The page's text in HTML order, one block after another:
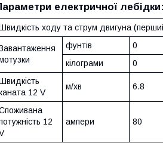
електричної лебідки:
ходу та струм двигуна
фунтів 0
кілограми
0
12 V
м/хв 6.8
12
ампери 80